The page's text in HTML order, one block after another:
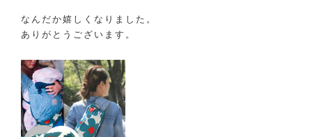
なんだか嬉しくなりました。
ありがとうございます。